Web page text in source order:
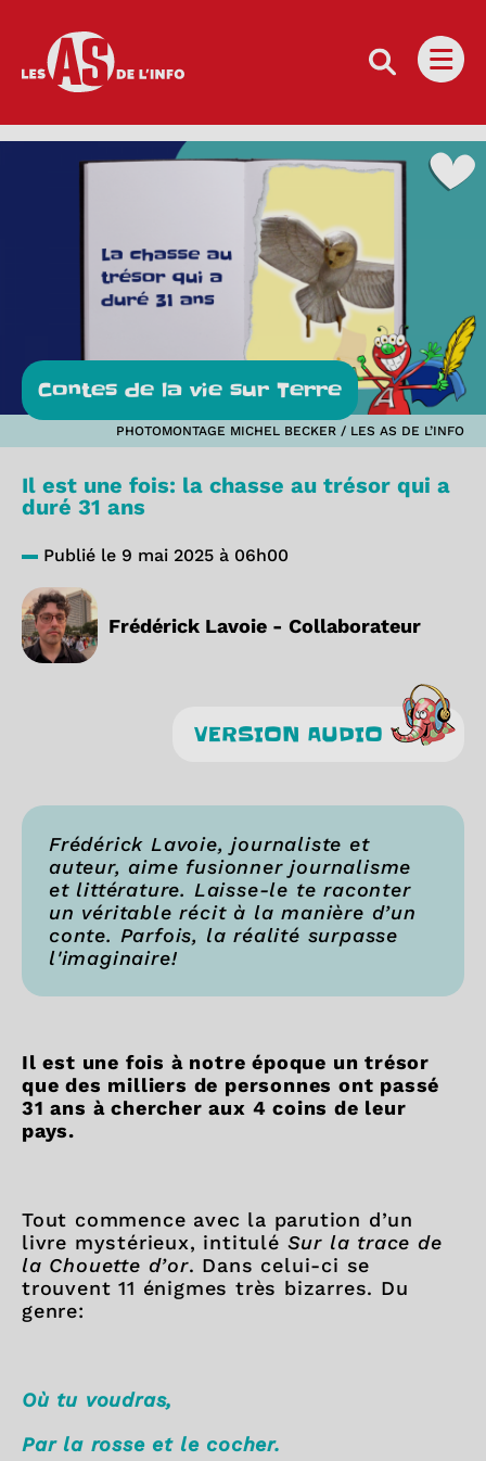
Les as de l'info
Contes de la vie sur Terre
PHOTOMONTAGE MICHEL BECKER / LES AS DE L’INFO
Il est une fois: la chasse au trésor qui a
duré 31 ans
Publié le 9 mai 2025 à 06h00
Frédérick Lavoie - Collaborateur
VERSION AUDIO
Frédérick Lavoie, journaliste et
auteur, aime fusionner journalisme
et littérature. Laisse-le te raconter
un véritable récit à la manière d’un
conte. Parfois, la réalité surpasse
l'imaginaire!
Il est une fois à notre époque un trésor
que des milliers de personnes ont passé
31 ans à chercher aux 4 coins de leur
pays.
Tout commence avec la parution d’un
livre mystérieux, intitulé Sur la trace de
la Chouette d’or. Dans celui-ci se
trouvent 11 énigmes très bizarres. Du
genre:
Où tu voudras,
Par la rosse et le cocher.